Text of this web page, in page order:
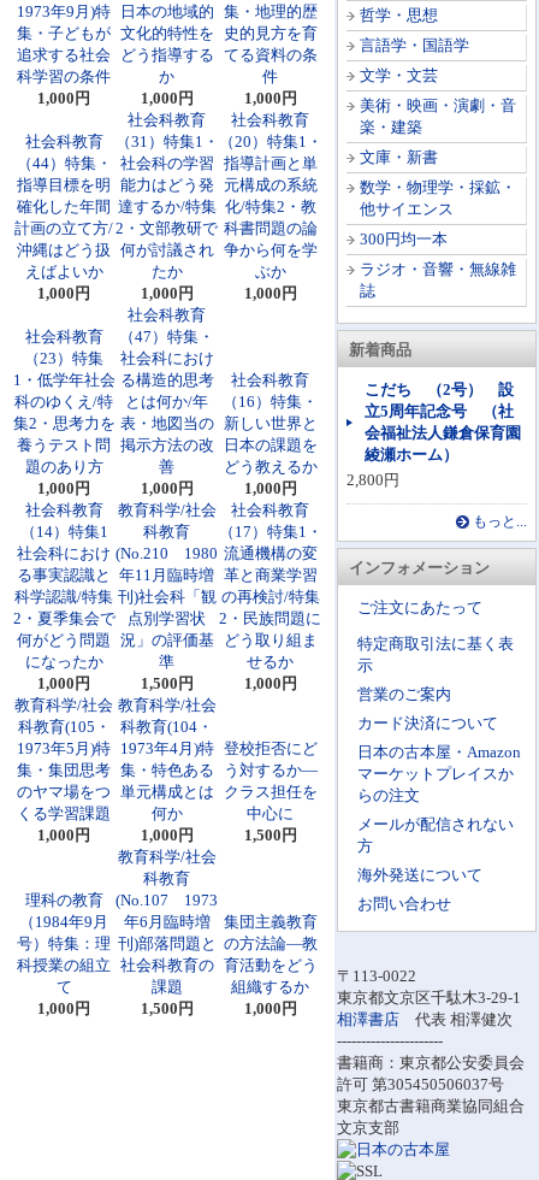
哲学・思想
言語学・国語学
文学・文芸
美術・映画・演劇・音
楽・建築
文庫・新書
数学・物理学・採鉱・
他サイエンス
300円均一本
ラジオ・音響・無線雑
誌
新着商品
こだち （2号） 設
立5周年記念号 （社
会福祉法人鎌倉保育園
綾瀬ホーム）
2,800円
もっと...
インフォメーション
ご注文にあたって
特定商取引法に基く表
示
営業のご案内
カード決済について
日本の古本屋・Amazon
マーケットプレイスか
らの注文
メールが配信されない
方
海外発送について
お問い合わせ
〒113-0022
東京都文京区千駄木3-29-1
相澤書店 代表 相澤健次
----------------------
書籍商：東京都公安委員会
許可 第305450506037号
東京都古書籍商業協同組合
文京支部
1973年9月)特
集・子どもが
追求する社会
科学習の条件
1,000円
日本の地域的
文化的特性を
どう指導する
か
1,000円
集・地理的歴
史的見方を育
てる資料の条
件
1,000円
社会科教育
（44）特集・
指導目標を明
確化した年間
計画の立て方/
沖縄はどう扱
えばよいか
1,000円
社会科教育
（31）特集1・
社会科の学習
能力はどう発
達するか/特集
2・文部教研で
何が討議され
たか
1,000円
社会科教育
（20）特集1・
指導計画と単
元構成の系統
化/特集2・教
科書問題の論
争から何を学
ぶか
1,000円
社会科教育
（23）特集
1・低学年社会
科のゆくえ/特
集2・思考力を
養うテスト問
題のあり方
1,000円
社会科教育
（47）特集・
社会科におけ
る構造的思考
とは何か/年
表・地図当の
掲示方法の改
善
1,000円
社会科教育
（16）特集・
新しい世界と
日本の課題を
どう教えるか
1,000円
社会科教育
（14）特集1
社会科におけ
る事実認識と
科学認識/特集
2・夏季集会で
何がどう問題
になったか
1,000円
教育科学/社会
科教育
(No.210 1980
年11月臨時増
刊)社会科「観
点別学習状
況」の評価基
準
1,500円
社会科教育
（17）特集1・
流通機構の変
革と商業学習
の再検討/特集
2・民族問題に
どう取り組ま
せるか
1,000円
教育科学/社会
科教育(105・
1973年5月)特
集・集団思考
のヤマ場をつ
くる学習課題
1,000円
教育科学/社会
科教育(104・
1973年4月)特
集・特色ある
単元構成とは
何か
1,000円
登校拒否にど
う対するか―
クラス担任を
中心に
1,500円
理科の教育
（1984年9月
号）特集：理
科授業の組立
て
1,000円
教育科学/社会
科教育
(No.107 1973
年6月臨時増
刊)部落問題と
社会科教育の
課題
1,500円
集団主義教育
の方法論―教
育活動をどう
組織するか
1,000円